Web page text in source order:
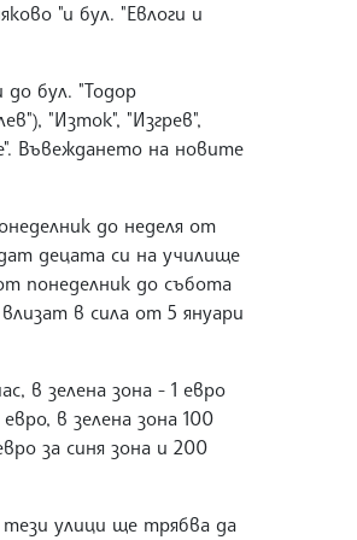
"и бул. "Евлоги и
бул. "Тодор
"Изток", "Изгрев",
Въвеждането на новите
до неделя от
децата си на училище
понеделник до събота
в сила от 5 януари
в зелена зона - 1 евро
в зелена зона 100
за синя зона и 200
тези улици ще трябва да